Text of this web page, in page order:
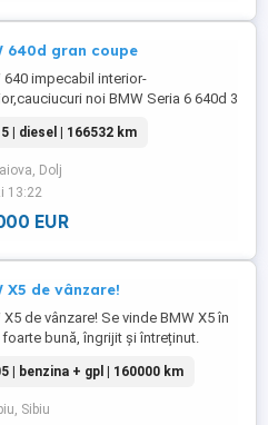
640d gran coupe
640 impecabil interior-
noi BMW Seria 6 640d 3
spate Line Assist Side Assist
Display Soft Close Portbagaj
Trapă Scaune răcire ventilatie
Fata-Spate Scaune Electrice cu
Senzori Parcare Fata Spate
| diesel | 166532 km
Dolj
13:22
EUR
X5 de vânzare!
X5 de vânzare! Se vinde BMW X5 în
foarte bună, îngrijit și întreținut.
Acte în regulă Accept orice
| benzina + gpl | 160000 km
Sibiu